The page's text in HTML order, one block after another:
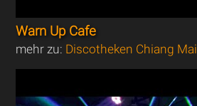
Warn Up Cafe
mehr zu: Discotheken Chiang Mai